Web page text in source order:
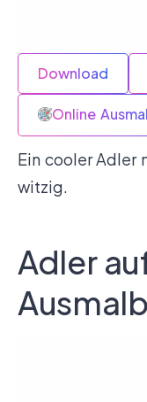
Download
Online
Ein cooler Adler
witzig.
Adler